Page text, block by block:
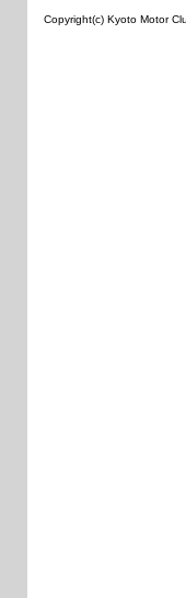
Copyright(c) Kyoto Motor